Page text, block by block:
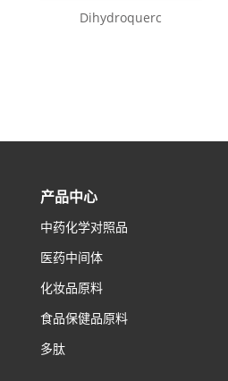
Dihydroquerc
产品中心
中药化学对照品
医药中间体
化妆品原料
食品保健品原料
多肽